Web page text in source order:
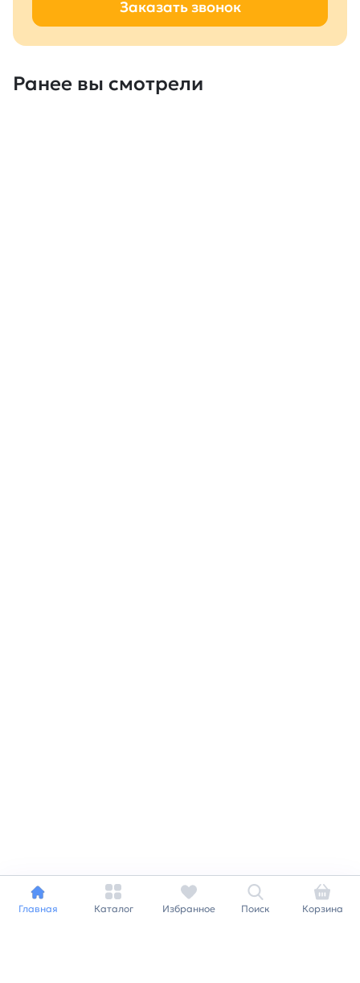
Заказать звонок
Ранее вы смотрели
Главная Каталог Избранное Поиск Корзина